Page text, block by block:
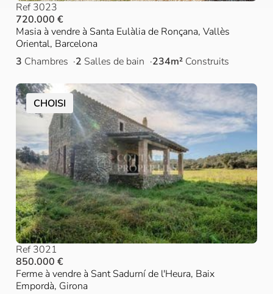
Ref 3023
720.000 €
Masia à vendre à Santa Eulàlia de Ronçana, Vallès
Oriental, Barcelona
3 Chambres 2 Salles de bain 234m² Construits
CHOISI
Ref 3021
850.000 €
Ferme à vendre à Sant Sadurní de l'Heura, Baix
Empordà, Girona